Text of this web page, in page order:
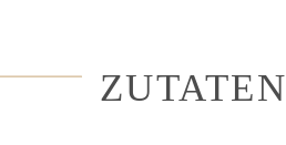
ZUTATEN